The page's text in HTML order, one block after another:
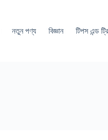
নতুন পণ্য বিজ্ঞান টিপস এন্ড